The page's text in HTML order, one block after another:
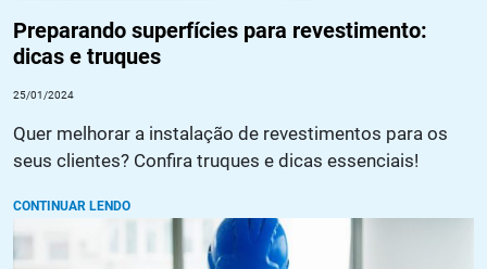
Preparando superfícies para revestimento:
dicas e truques
25/01/2024
Quer melhorar a instalação de revestimentos para os
seus clientes? Confira truques e dicas essenciais!
CONTINUAR LENDO
Pintura anticorrosiva: o que é, quais as vantagens e como
aplicar?